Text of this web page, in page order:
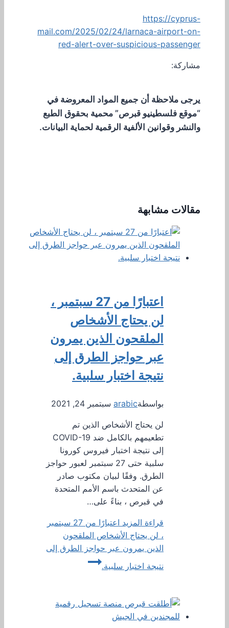
https://cyprus-
mail.com/2025/02/24/larnaca-airport-on-
red-alert-over-suspicious-passenger
مشاركة:
يرجى ملاحظة أن جميع المواد المعروضة في
“موقع فلسطينيو قبرص” محمية بحقوق الطبع
والنشر وقوانين الألفية الرقمية لحماية البيانات.
مقالات مشابهة
اعتبارًا من 27 سبتمبر ،
لن يحتاج الأشخاص
الملقحون الذين يمرون
عبر حواجز الطرق إلى
نتيجة اختبار سلبية.
بواسطةarabic سبتمبر 24, 2021
لن يحتاج الأشخاص الذين تم
تطعيمهم بالكامل ضد COVID-19
إلى نتيجة اختبار فيروس كورونا
سلبية حتى 27 سبتمبر لعبور حواجز
الطرق. وفقًا لبيان مكتوب صادر
عن المتحدث باسم الأمم المتحدة
في قبرص ، بناءً على…
قراءة المزيد
اعتبارًا من 27 سبتمبر
، لن يحتاج الأشخاص الملقحون
الذين يمرون عبر حواجز الطرق إلى
نتيجة اختبار سلبية.